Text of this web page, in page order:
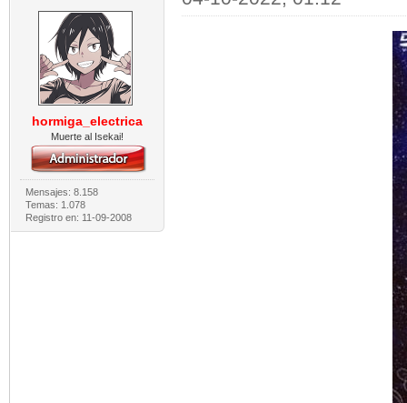
hormiga_electrica
Muerte al Isekai!
Mensajes: 8.158
Temas: 1.078
Registro en: 11-09-2008